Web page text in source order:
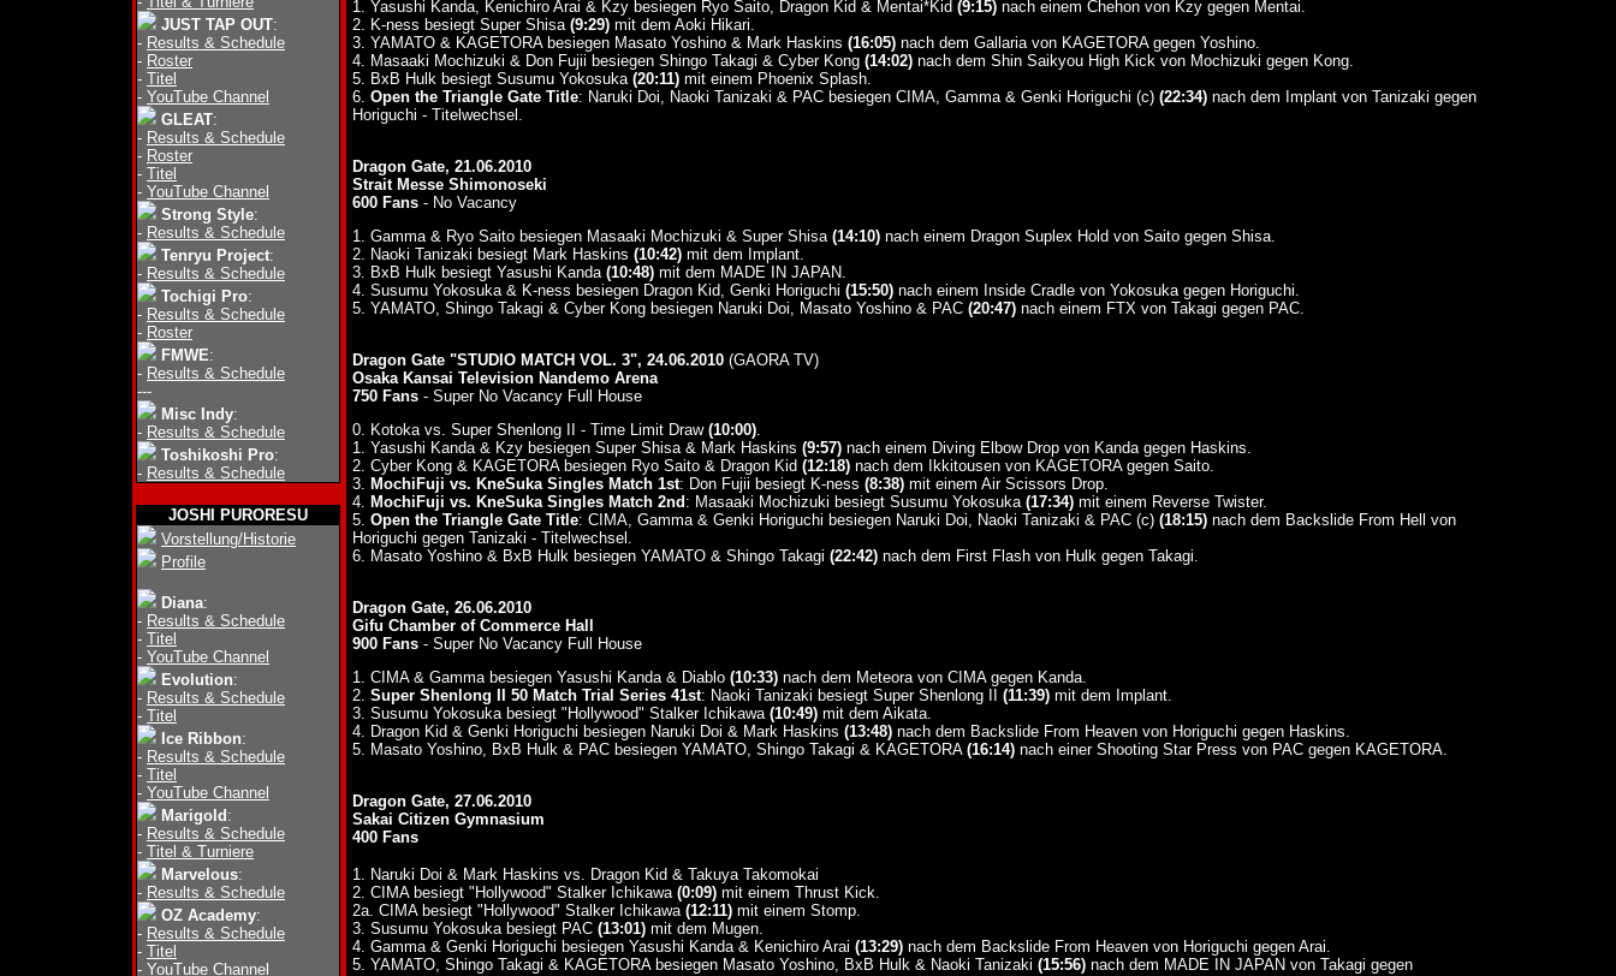
JUST TAP OUT:
- Results & Schedule
- Roster
- Titel
- YouTube Channel
GLEAT:
- Results & Schedule
- Roster
- Titel
- YouTube Channel
Strong Style:
- Results & Schedule
Tenryu Project:
- Results & Schedule
Tochigi Pro:
- Results & Schedule
- Roster
FMWE:
- Results & Schedule
---
Misc Indy:
- Results & Schedule
Toshikoshi Pro:
- Results & Schedule
JOSHI PURORESU
Vorstellung/Historie
Profile
Diana:
- Results & Schedule
- Titel
- YouTube Channel
Evolution:
- Results & Schedule
- Titel
Ice Ribbon:
- Results & Schedule
- Titel
- YouTube Channel
Marigold :
- Results & Schedule
- Titel & Turniere
Marvelous:
- Results & Schedule
OZ Academy:
- Results & Schedule
- Titel
- YouTube Channel
1. Yasushi Kanda, Kenichiro Arai & Kzy besiegen Ryo Saito, Dragon Kid & Mentai*Kid (9:15)nach einem Chehon von Kzy gegen Mentai.
2. K-ness besiegt Super Shisa (9:29)mit dem Aoki Hikari.
3. YAMATO & KAGETORA besiegen Masato Yoshino & Mark Haskins (16:05)nach dem Gallaria von KAGETORA gegen Yoshino.
4. Masaaki Mochizuki & Don Fujii besiegen Shingo Takagi & Cyber Kong (14:02)nach dem Shin Saikyou High Kick von Mochizuki gegen Kong.
5. BxB Hulk besiegt Susumu Yokosuka (20:11)mit einem Phoenix Splash.
6. Open the Triangle Gate Title: Naruki Doi, Naoki Tanizaki & PAC besiegen CIMA, Gamma & Genki Horiguchi (c) (22:34)nach dem Implant von Tanizaki gegen
Horiguchi - Titelwechsel.
Dragon Gate, 21.06.2010
Strait Messe Shimonoseki
600 Fans- No Vacancy
1. Gamma & Ryo Saito besiegen Masaaki Mochizuki & Super Shisa (14:10)nach einem Dragon Suplex Hold von Saito gegen Shisa.
2. Naoki Tanizaki besiegt Mark Haskins (10:42)mit dem Implant.
3. BxB Hulk besiegt Yasushi Kanda (10:48)mit dem MADE IN JAPAN.
4. Susumu Yokosuka & K-ness besiegen Dragon Kid, Genki Horiguchi (15:50)nach einem Inside Cradle von Yokosuka gegen Horiguchi.
5. YAMATO, Shingo Takagi & Cyber Kong besiegen Naruki Doi, Masato Yoshino & PAC (20:47)nach einem FTX von Takagi gegen PAC.
Dragon Gate "STUDIO MATCH VOL. 3", 24.06.2010(GAORA TV)
Osaka Kansai Television Nandemo Arena
750 Fans- Super No Vacancy Full House
0. Kotoka vs. Super Shenlong II - Time Limit Draw (10:00).
1. Yasushi Kanda & Kzy besiegen Super Shisa & Mark Haskins (9:57)nach einem Diving Elbow Drop von Kanda gegen Haskins.
2. Cyber Kong & KAGETORA besiegen Ryo Saito & Dragon Kid (12:18)nach dem Ikkitousen von KAGETORA gegen Saito.
3. MochiFuji vs. KneSuka Singles Match 1st: Don Fujii besiegt K-ness (8:38)mit einem Air Scissors Drop.
4. MochiFuji vs. KneSuka Singles Match 2nd : Masaaki Mochizuki besiegt Susumu Yokosuka (17:34)mit einem Reverse Twister.
5. Open the Triangle Gate Title: CIMA, Gamma & Genki Horiguchi besiegen Naruki Doi, Naoki Tanizaki & PAC (c) (18:15)nach dem Backslide From Hell von
Horiguchi gegen Tanizaki - Titelwechsel.
6. Masato Yoshino & BxB Hulk besiegen YAMATO & Shingo Takagi (22:42)nach dem First Flash von Hulk gegen Takagi.
Dragon Gate, 26.06.2010
Gifu Chamber of Commerce Hall
900 Fans- Super No Vacancy Full House
1. CIMA & Gamma besiegen Yasushi Kanda & Diablo (10:33)nach dem Meteora von CIMA gegen Kanda.
2. Super Shenlong II 50 Match Trial Series 41st: Naoki Tanizaki besiegt Super Shenlong II (11:39)mit dem Implant.
3. Susumu Yokosuka besiegt "Hollywood" Stalker Ichikawa (10:49)mit dem Aikata.
4. Dragon Kid & Genki Horiguchi besiegen Naruki Doi & Mark Haskins (13:48)nach dem Backslide From Heaven von Horiguchi gegen Haskins.
5. Masato Yoshino, BxB Hulk & PAC besiegen YAMATO, Shingo Takagi & KAGETORA (16:14)nach einer Shooting Star Press von PAC gegen KAGETORA.
Dragon Gate, 27.06.2010
Sakai Citizen Gymnasium
400 Fans
1. Naruki Doi & Mark Haskins vs. Dragon Kid & Takuya Takomokai
2. CIMA besiegt "Hollywood" Stalker Ichikawa (0:09)mit einem Thrust Kick.
2a. CIMA besiegt "Hollywood" Stalker Ichikawa (12:11)mit einem Stomp.
3. Susumu Yokosuka besiegt PAC (13:01)mit dem Mugen.
4. Gamma & Genki Horiguchi besiegen Yasushi Kanda & Kenichiro Arai (13:29)nach dem Backslide From Heaven von Horiguchi gegen Arai.
5. YAMATO, Shingo Takagi & KAGETORA besiegen Masato Yoshino, BxB Hulk & Naoki Tanizaki (15:56)nach dem MADE IN JAPAN von Takagi gegen